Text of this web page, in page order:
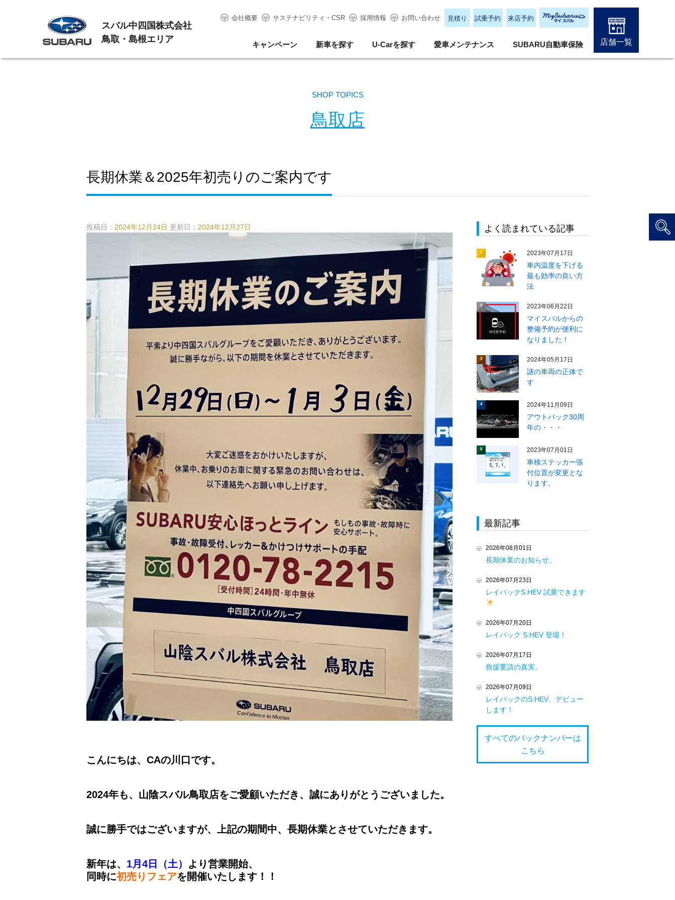
スバル中四国株式会社
鳥取・島根エリア
会社概要 サステナビリティ・CSR 採用情報 お問い合わせ 見積り 試乗予約 来店予約
キャンペーン 新車を探す U-Carを探す 愛車メンテナンス SUBARU自動車保険 店舗一覧
SHOP TOPICS
鳥取店
長期休業＆2025年初売りのご案内です
投稿日： 2024年12月24日 更新日： 2024年12月27日
こんにちは、CAの川口です。
2024年も、山陰スバル鳥取店をご愛顧いただき、誠にありがとうございました。
誠に勝手ではございますが、上記の期間中、長期休業とさせていただきます。
新年は、 1月4日（土） より営業開始、
同時に初売りフェアを開催いたします！！
よく読まれている記事
1 2023年07月17日
車内温度を下げる
最も効率の良い方
法
2 2023年06月22日
マイスバルからの
整備予約が便利に
なりました！
3 2024年05月17日
謎の車両の正体で
す
4 2024年11月09日
アウトバック30周
年の・・・
5 2023年07月01日
車検ステッカー張
付位置が変更とな
ります。
最新記事
2026年08月01日
長期休業のお知らせ。
2026年07月23日
レイバックS:HEV 試乗できます
2026年07月20日
レイバック S:HEV 登場！
2026年07月17日
救援要請の真実。
2026年07月09日
レイバックのS:HEV、デビュー
します！
すべてのバックナンバーは
こちら